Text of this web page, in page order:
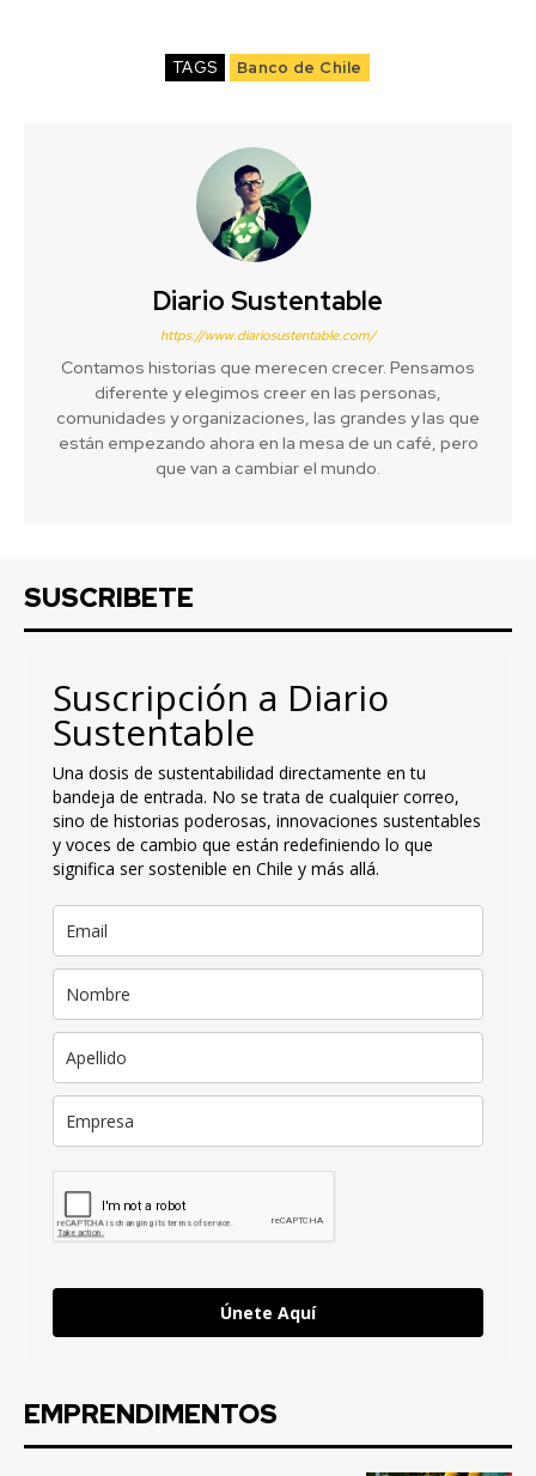
TAGS Banco de Chile
Diario Sustentable
https://www.diariosustentable.com/
Contamos historias que merecen crecer. Pensamos
diferente y elegimos creer en las personas,
comunidades y organizaciones, las grandes y las que
están empezando ahora en la mesa de un café, pero
que van a cambiar el mundo.
SUSCRIBETE
Suscripción a Diario
Sustentable
Una dosis de sustentabilidad directamente en tu
bandeja de entrada. No se trata de cualquier correo,
sino de historias poderosas, innovaciones sustentables
y voces de cambio que están redefiniendo lo que
significa ser sostenible en Chile y más allá.
Únete Aquí
EMPRENDIMENTOS